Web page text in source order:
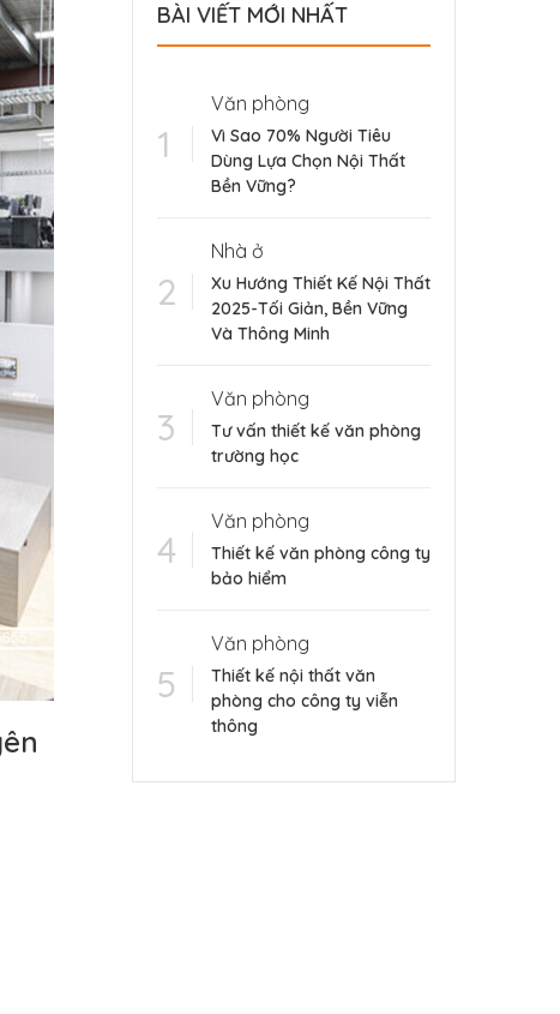
BÀI VIẾT MỚI NHẤT
Văn phòng
Vì Sao 70% Người Tiêu
Dùng Lựa Chọn Nội Thất
Bền Vững?
Nhà ở
Xu Hướng Thiết Kế Nội Thất
2025-Tối Giản, Bền Vững
Và Thông Minh
Văn phòng
Tư vấn thiết kế văn phòng
trường học
Văn phòng
Thiết kế văn phòng công ty
bảo hiểm
Văn phòng
Thiết kế nội thất văn
phòng cho công ty viễn
thông